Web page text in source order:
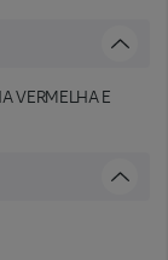
VERMELHA E